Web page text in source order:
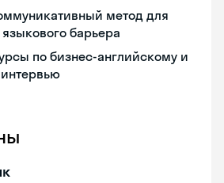
метод для
барьера
по бизнес-английскому и